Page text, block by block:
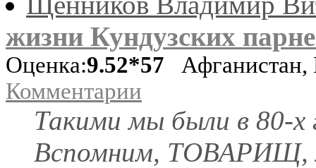
жизни Кундузских
Оценка:9.52*57
Комментарии
Такими мы были в 80-х
Вспомним, ТОВАРИЩ,